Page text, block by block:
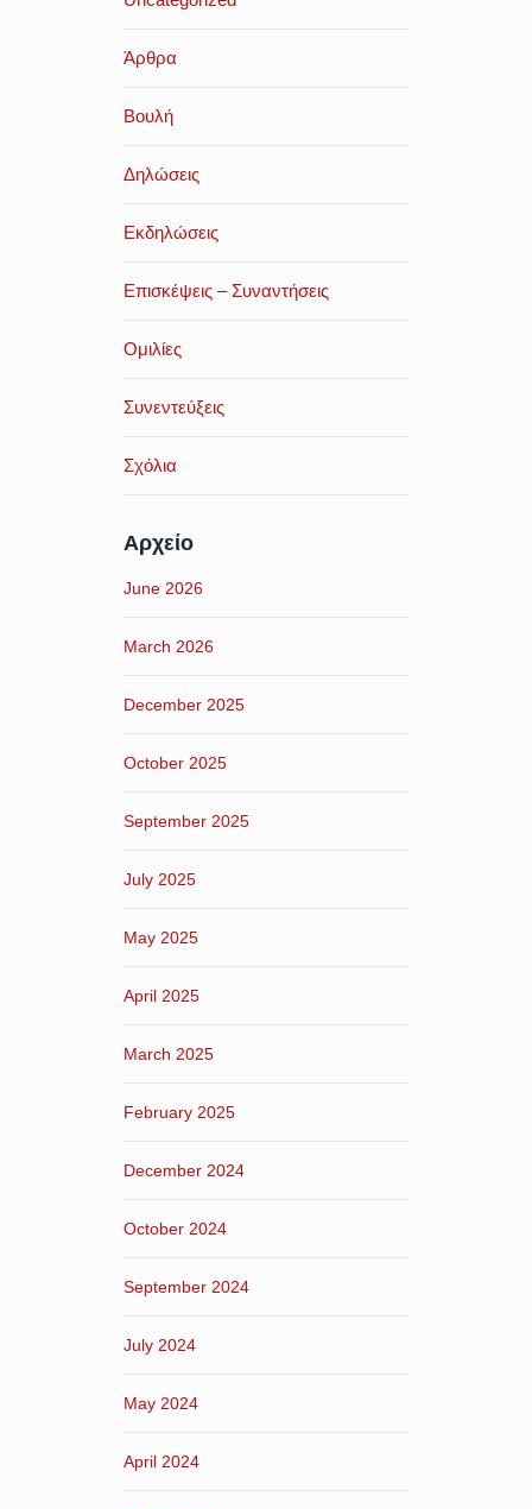
Άρθρα
Βουλή
Δηλώσεις
Εκδηλώσεις
Επισκέψεις – Συναντήσεις
Ομιλίες
Συνεντεύξεις
Σχόλια
Αρχείο
June 2026
March 2026
December 2025
October 2025
September 2025
July 2025
May 2025
April 2025
March 2025
February 2025
December 2024
October 2024
September 2024
July 2024
May 2024
April 2024